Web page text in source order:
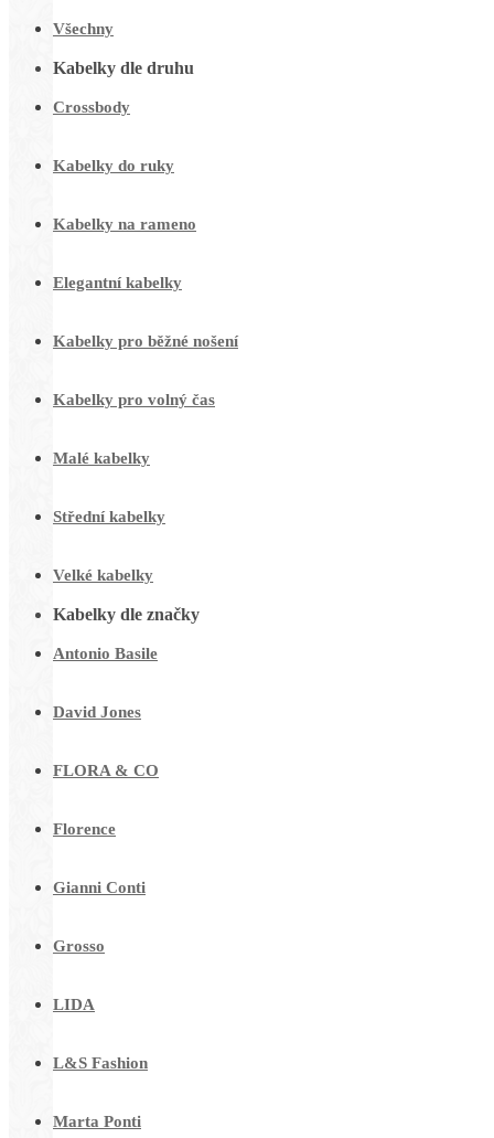
Všechny
Kabelky dle druhu
Crossbody
Kabelky do ruky
Kabelky na rameno
Elegantní kabelky
Kabelky pro běžné nošení
Kabelky pro volný čas
Malé kabelky
Střední kabelky
Velké kabelky
Kabelky dle značky
Antonio Basile
David Jones
FLORA & CO
Florence
Gianni Conti
Grosso
LIDA
L&S Fashion
Marta Ponti